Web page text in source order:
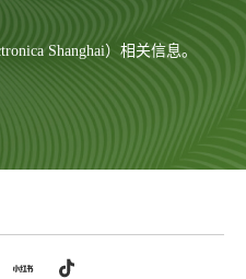
Shanghai）相关信息。